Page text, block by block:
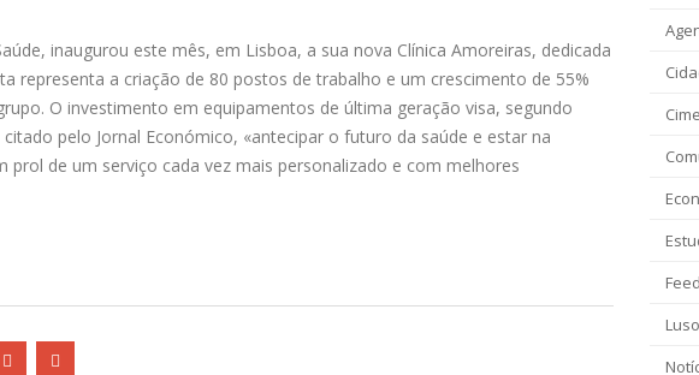
inaugurou este mês, em Lisboa, a sua nova Clínica Amoreiras, dedicada
representa a criação de 80 postos de trabalho e um crescimento de 55%
O investimento em equipamentos de última geração visa, segundo
pelo Jornal Económico, «antecipar o futuro da saúde e estar na
prol de um serviço cada vez mais personalizado e com melhores